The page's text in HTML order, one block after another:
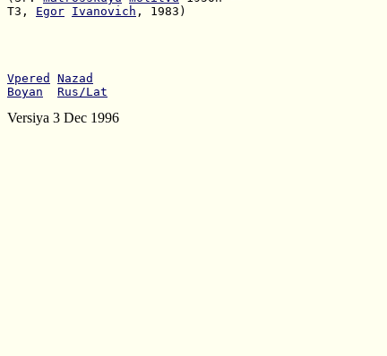
T3, Egor Ivanovich , 1983)
Vpered
Nazad
Boyan
Rus/Lat
Versiya 3 Dec 1996